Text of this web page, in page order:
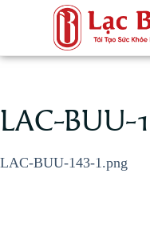
LAC-BUU-
LAC-BUU-143-1.png